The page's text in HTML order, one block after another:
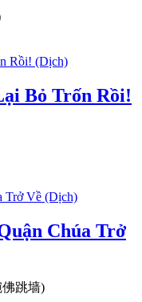
Bỏ Trốn Rồi!
Chúa Trở
佛跳墙)